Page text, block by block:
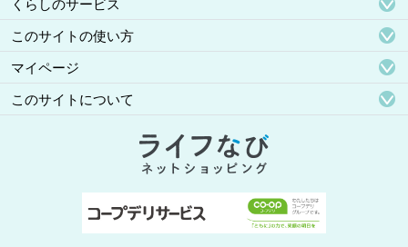
このサイトの使い方
マイページ
このサイトについて